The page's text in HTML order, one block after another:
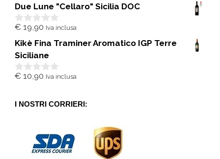
u
5
Due Lune "Cellaro" Sicilia DOC
0
u
5
€ 19,90 Iva inclusa
Kikè Fina Traminer Aromatico IGP Terre
Siciliane
0
5
€ 10,90 Iva inclusa
I NOSTRI CORRIERI: